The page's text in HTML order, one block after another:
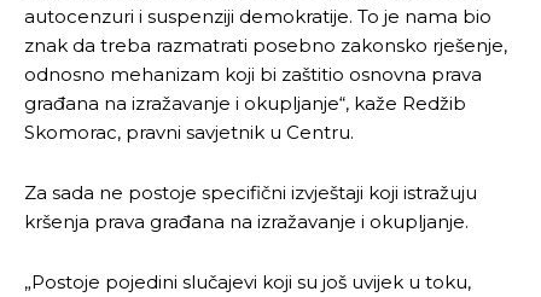
autocenzuri i suspenziji demokratije. To je nama bio
znak da treba razmatrati posebno zakonsko rješenje,
odnosno mehanizam koji bi zaštitio osnovna prava
građana na izražavanje i okupljanje“, kaže Redžib
Skomorac, pravni savjetnik u Centru.
Za sada ne postoje specifični izvještaji koji istražuju
kršenja prava građana na izražavanje i okupljanje.
„Postoje pojedini slučajevi koji su još uvijek u toku,